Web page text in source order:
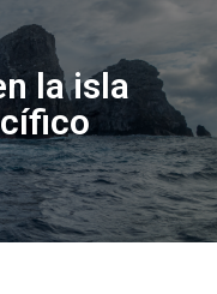
la isla